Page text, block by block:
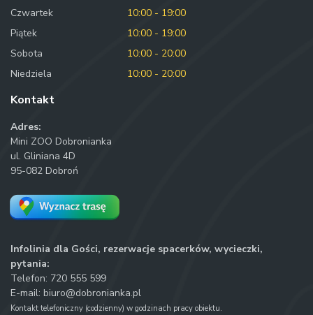
Czwartek
10:00 - 19:00
Piątek
10:00 - 19:00
Sobota
10:00 - 20:00
Niedziela
10:00 - 20:00
Kontakt
Adres:
Mini ZOO Dobronianka
ul. Gliniana 4D
95-082 Dobroń
Infolinia dla Gości, rezerwacje spacerków, wycieczki,
pytania:
Telefon: 720 555 599
E-mail: biuro@dobronianka.pl
Kontakt telefoniczny (codzienny) w godzinach pracy obiektu.